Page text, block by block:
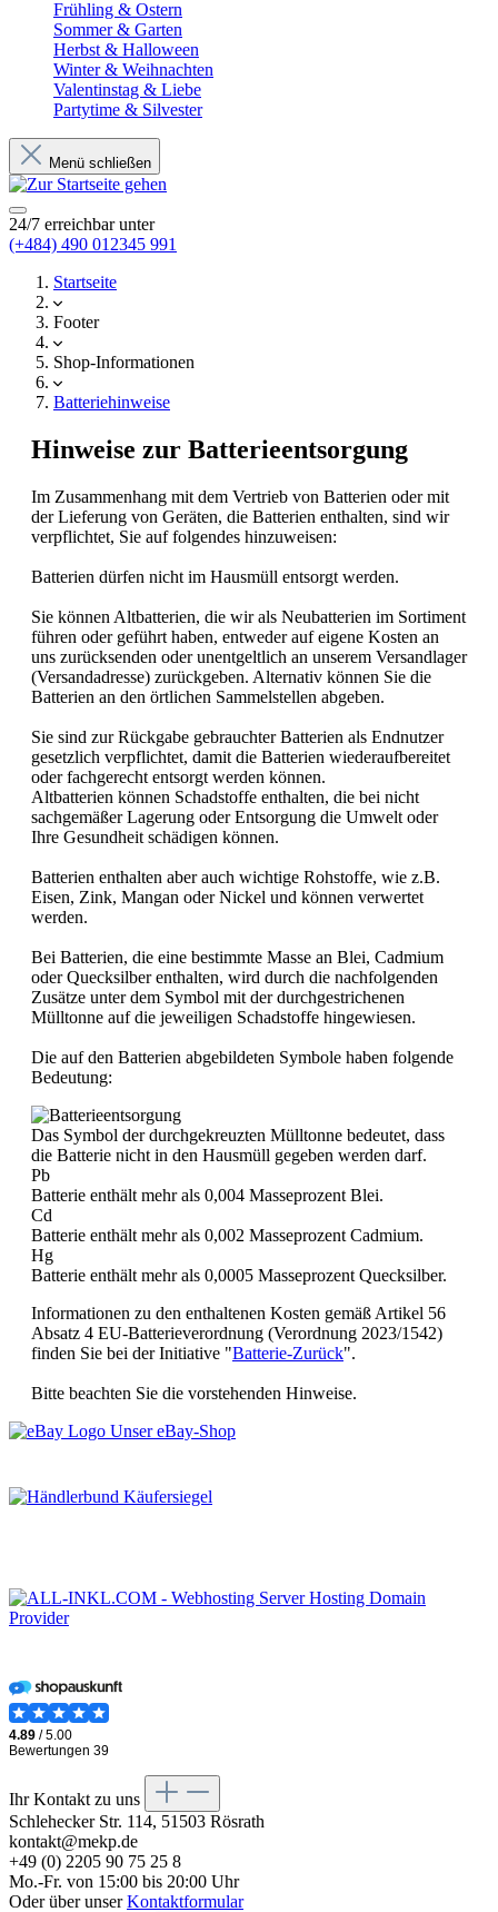
Frühling & Ostern
Sommer & Garten
Herbst & Halloween
Winter & Weihnachten
Valentinstag & Liebe
Partytime & Silvester
Menü schließen
24/7 erreichbar unter
(+484) 490 012345 991
Startseite
Footer
Shop-Informationen
Batteriehinweise
Hinweise zur Batterieentsorgung
Im Zusammenhang mit dem Vertrieb von Batterien oder mit
der Lieferung von Geräten, die Batterien enthalten, sind wir
verpflichtet, Sie auf folgendes hinzuweisen:
Batterien dürfen nicht im Hausmüll entsorgt werden.
Sie können Altbatterien, die wir als Neubatterien im Sortiment
führen oder geführt haben, entweder auf eigene Kosten an
uns zurücksenden oder unentgeltlich an unserem Versandlager
(Versandadresse) zurückgeben. Alternativ können Sie die
Batterien an den örtlichen Sammelstellen abgeben.
Sie sind zur Rückgabe gebrauchter Batterien als Endnutzer
gesetzlich verpflichtet, damit die Batterien wiederaufbereitet
oder fachgerecht entsorgt werden können.
Altbatterien können Schadstoffe enthalten, die bei nicht
sachgemäßer Lagerung oder Entsorgung die Umwelt oder
Ihre Gesundheit schädigen können.
Batterien enthalten aber auch wichtige Rohstoffe, wie z.B.
Eisen, Zink, Mangan oder Nickel und können verwertet
werden.
Bei Batterien, die eine bestimmte Masse an Blei, Cadmium
oder Quecksilber enthalten, wird durch die nachfolgenden
Zusätze unter dem Symbol mit der durchgestrichenen
Mülltonne auf die jeweiligen Schadstoffe hingewiesen.
Die auf den Batterien abgebildeten Symbole haben folgende
Bedeutung:
Das Symbol der durchgekreuzten Mülltonne bedeutet, dass
die Batterie nicht in den Hausmüll gegeben werden darf.
Pb
Batterie enthält mehr als 0,004 Masseprozent Blei.
Cd
Batterie enthält mehr als 0,002 Masseprozent Cadmium.
Hg
Batterie enthält mehr als 0,0005 Masseprozent Quecksilber.
Informationen zu den enthaltenen Kosten gemäß Artikel 56
Absatz 4 EU-Batterieverordnung (Verordnung 2023/1542)
finden Sie bei der Initiative "Batterie-Zurück".
Bitte beachten Sie die vorstehenden Hinweise.
Unser eBay-Shop
Ihr Kontakt zu uns
Schlehecker Str. 114, 51503 Rösrath
kontakt@mekp.de
+49 (0) 2205 90 75 25 8
Mo.-Fr. von 15:00 bis 20:00 Uhr
Oder über unserKontaktformular